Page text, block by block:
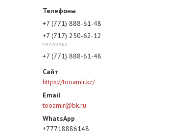
+7 (771) 888-61-48
+7 (717) 250-62-12
тел/факс
+7 (771) 888-61-48
https://tooamir.kz/
tooamir@bk.ru
+77718886148